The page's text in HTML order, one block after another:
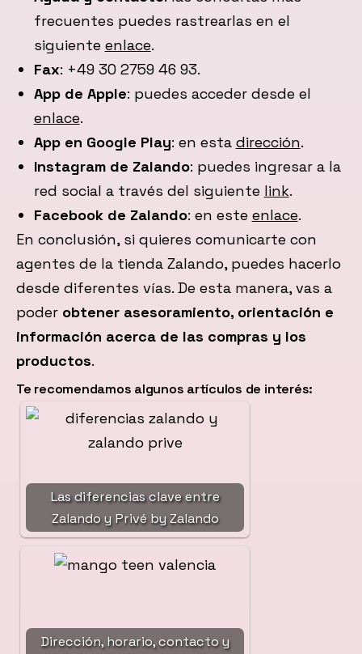
frecuentes puedes rastrearlas en el
siguiente enlace.
Fax: +49 30 2759 46 93.
App de Apple: puedes acceder desde el
enlace.
App en Google Play: en esta dirección.
Instagram de Zalando: puedes ingresar a la
red social a través del siguiente link.
Facebook de Zalando: en este enlace.
En conclusión, si quieres comunicarte con
agentes de la tienda Zalando, puedes hacerlo
desde diferentes vías. De esta manera, vas a
poder obtener asesoramiento, orientación e
información acerca de las compras y los
productos.
Te recomendamos algunos artículos de interés:
Las diferencias clave entre
Zalando y Privé by Zalando
Dirección, horario, contacto y